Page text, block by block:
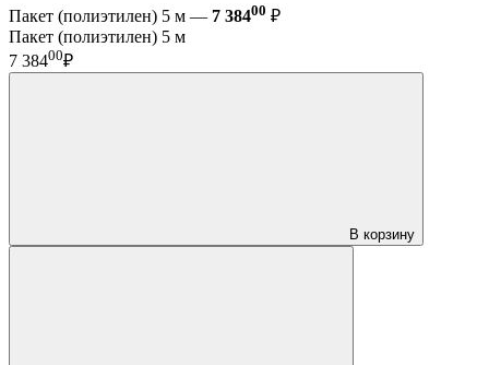
Пакет (полиэтилен) 5 м — 7 38400 ₽
Пакет (полиэтилен) 5 м
7 38400₽
В корзину